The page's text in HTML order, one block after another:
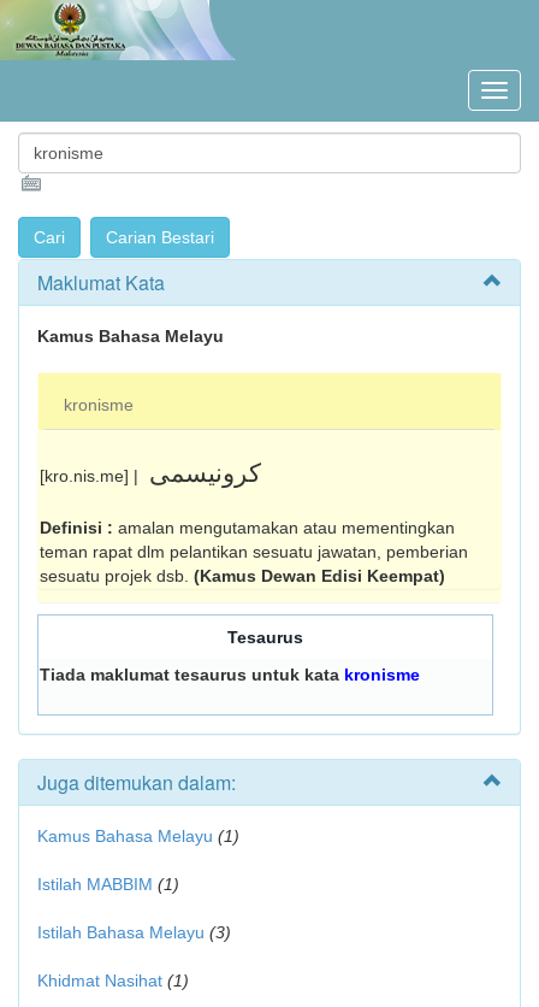
Maklumat Kata
Kamus Bahasa Melayu
kronisme
[kro.nis.me] | کرونيسمى
Definisi : amalan mengutamakan atau memen­tingkan
teman rapat dlm pelantikan sesuatu jawatan, pemberian
sesuatu projek dsb. (Kamus Dewan Edisi Keempat)
Tesaurus
Tiada maklumat tesaurus untuk kata kronisme
Juga ditemukan dalam:
Kamus Bahasa Melayu (1)
Istilah MABBIM (1)
Istilah Bahasa Melayu (3)
Khidmat Nasihat (1)